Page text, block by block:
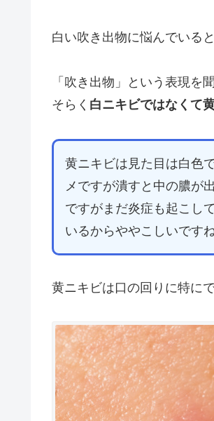
白い吹き出物に悩んでいる
「吹き出物」という表現を
そらく 白ニキビではなくて
黄ニキビは見た目は白色
メですが潰すと中の膿が
ですがまだ炎症も起こし
いるからややこしいですね
黄ニキビは口の回りに特に